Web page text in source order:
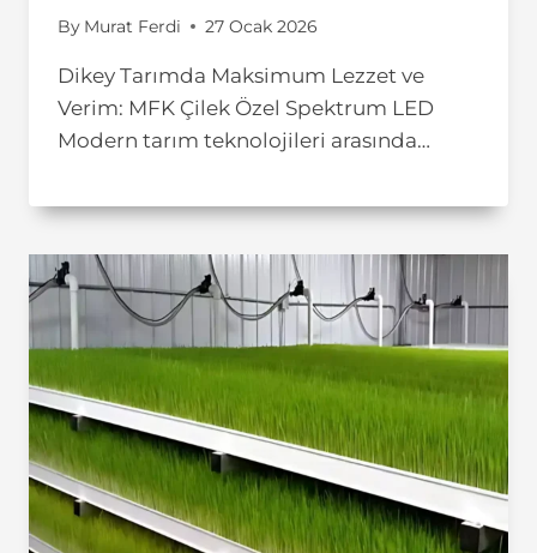
By Murat Ferdi 27 Ocak 2026
Dikey Tarımda Maksimum Lezzet ve
Verim: MFK Çilek Özel Spektrum LED
Modern tarım teknolojileri arasında…